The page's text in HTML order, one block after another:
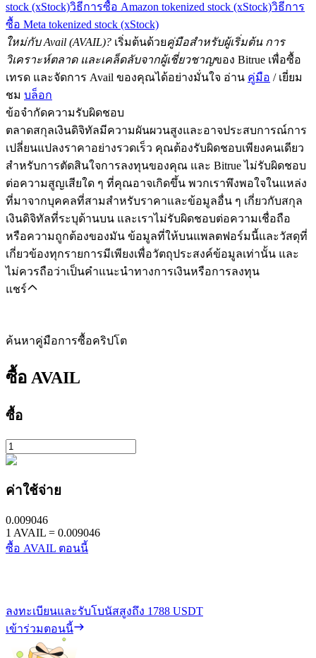
stock (xStock)วิธีการซื้อ Amazon tokenized stock (xStock)วิธีการ
ซื้อ Meta tokenized stock (xStock)
ใหม่กับ Avail (AVAIL)? เริ่มต้นด้วยคู่มือสำหรับผู้เริ่มต้น การ
วิเคราะห์ตลาด และเคล็ดลับจากผู้เชี่ยวชาญของ Bitrue เพื่อซื้อ
เทรด และจัดการ Avail ของคุณได้อย่างมั่นใจ อ่าน คู่มือ / เยี่ยม
ชม บล็อก
ข้อจำกัดความรับผิดชอบ
ตลาดสกุลเงินดิจิทัลมีความผันผวนสูงและอาจประสบการณ์การ
เปลี่ยนแปลงราคาอย่างรวดเร็ว คุณต้องรับผิดชอบเพียงคนเดียว
สำหรับการตัดสินใจการลงทุนของคุณ และ Bitrue ไม่รับผิดชอบ
ต่อความสูญเสียใด ๆ ที่คุณอาจเกิดขึ้น พวกเราพึงพอใจในแหล่ง
ที่มาจากบุคคลที่สามสำหรับราคาและข้อมูลอื่น ๆ เกี่ยวกับสกุล
เงินดิจิทัลที่ระบุด้านบน และเราไม่รับผิดชอบต่อความเชื่อถือ
หรือความถูกต้องของมัน ข้อมูลที่ให้บนแพลตฟอร์มนี้และวัสดุที่
เกี่ยวข้องทุกรายการมีเพียงเพื่อวัตถุประสงค์ข้อมูลเท่านั้น และ
ไม่ควรถือว่าเป็นคำแนะนำทางการเงินหรือการลงทุน
แชร์
ค้นหาคู่มือการซื้อคริปโต
ซื้อ AVAIL
ซื้อ
ค่าใช้จ่าย
0.009046
1 AVAIL = 0.009046
ซื้อ AVAIL ตอนนี้
ลงทะเบียนและรับโบนัสสูงถึง 1788 USDT
เข้าร่วมตอนนี้